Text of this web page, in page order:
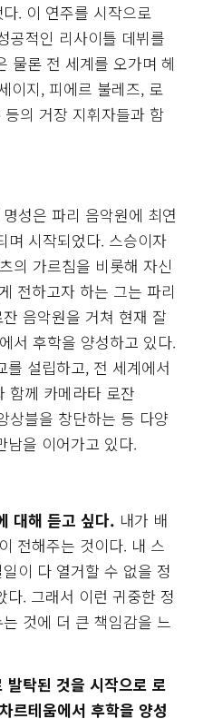
. 이 연주를 시작으로
공적인 리사이틀 데뷔를
물론 전 세계를 오가며 헤
이지, 피에르 불레즈, 로
의 거장 지휘자들과 함
성은 파리 음악원에 최연
며 시작되었다. 스승이자
의 가르침을 비롯해 자신
전하고자 하는 그는 파리
음악원을 거쳐 현재 잘
서 후학을 양성하고 있다.
를 설립하고, 전 세계에서
함께 카메라타 로잔
블을 창단하는 등 다양
남을 이어가고 있다.
대해 듣고 싶다. 내가 배
전해주는 것이다. 내 스
이 다 열거할 수 없을 정
. 그래서 이런 귀중한 정
것에 더 큰 책임감을 느
탁된 것을 시작으로 로
르테움에서 후학을 양성